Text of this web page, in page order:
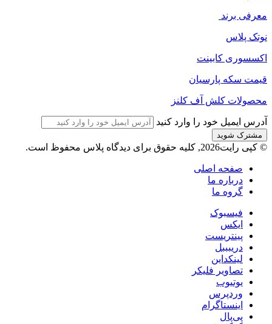
معرفی برند
نوتک پلاس
اکسسوری کابینت
قیمت سکه پارسیان
محصولات کلش آف کلنز
آدرس ایمیل خود را وارد کنید
© کپی رایت2026, کلیه حقوق برای دیدگاه پلاس محفوظ است.
صفحه اصلی
درباره ما
گروه ما
فیسبوک
ایکس
پینتریست
دریبببل
لینکداین
تصاویر فلیکر
یوتیوب
وردپرس
اینستاگرام
پی‌پال